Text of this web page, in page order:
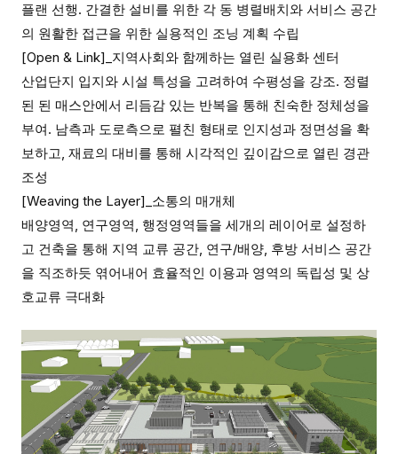
플랜 선행. 간결한 설비를 위한 각 동 병렬배치와 서비스 공간
의 원활한 접근을 위한 실용적인 조닝 계획 수립
[Open & Link] 지역사회와 함께하는 열린 실용화 센터
산업단지 입지와 시설 특성을 고려하여 수평성을 강조. 정렬
된 된 매스안에서 리듬감 있는 반복을 통해 친숙한 정체성을
부여. 남측과 도로측으로 펼친 형태로 인지성과 정면성을 확
보하고, 재료의 대비를 통해 시각적인 깊이감으로 열린 경관
조성
[Weaving the Layer] 소통의 매개체
배양영역, 연구영역, 행정영역들을 세개의 레이어로 설정하
고 건축을 통해 지역 교류 공간, 연구/배양, 후방 서비스 공간
을 직조하듯 엮어내어 효율적인 이용과 영역의 독립성 및 상
호교류 극대화